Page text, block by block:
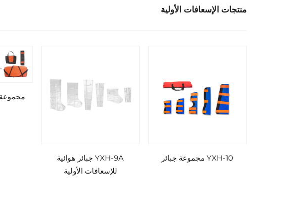
منتجات الإسعافات الأولية
YXH-9A جبائر هوائية
للإسعافات الأولية
YXH-10 مجموعة جبائر